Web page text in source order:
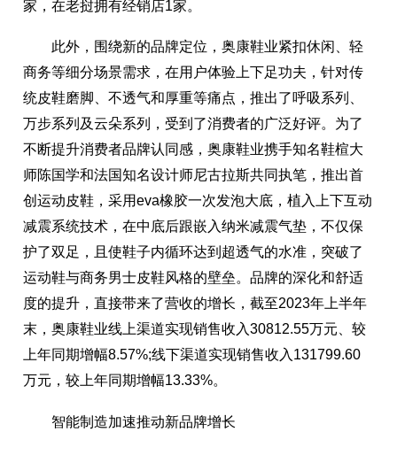
家，在老挝拥有经销店1家。
此外，围绕新的品牌定位，奥康鞋业紧扣休闲、轻
商务等细分场景需求，在用户体验上下足功夫，针对传
统皮鞋磨脚、不透气和厚重等痛点，推出了呼吸系列、
万步系列及云朵系列，受到了消费者的广泛好评。为了
不断提升消费者品牌认同感，奥康鞋业携手知名鞋楦大
师陈国学和法国知名设计师尼古拉斯共同执笔，推出首
创运动皮鞋，采用eva橡胶一次发泡大底，植入上下互动
减震系统技术，在中底后跟嵌入纳米减震气垫，不仅保
护了双足，且使鞋子内循环达到超透气的水准，突破了
运动鞋与商务男士皮鞋风格的壁垒。品牌的深化和舒适
度的提升，直接带来了营收的增长，截至2023年上半年
末，奥康鞋业线上渠道实现销售收入30812.55万元、较
上年同期增幅8.57%;线下渠道实现销售收入131799.60
万元，较上年同期增幅13.33%。
智能制造加速推动新品牌增长